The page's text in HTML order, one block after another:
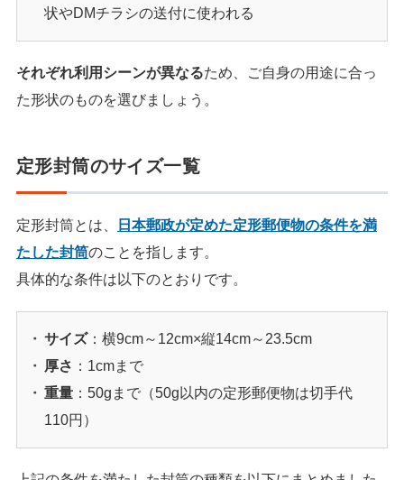
状やDMチラシの送付に使われる
それぞれ利用シーンが異なるため、ご自身の用途に合っ
た形状のものを選びましょう。
定形封筒のサイズ一覧
定形封筒とは、
日本郵政が定めた定形郵便物の条件を満
たした封筒のことを指します。
具体的な条件は以下のとおりです。
サイズ：横9cm～12cm×縦14cm～23.5cm
厚さ ：1cmまで
重量：50gまで（50g以内の定形郵便物は切手代
110円）